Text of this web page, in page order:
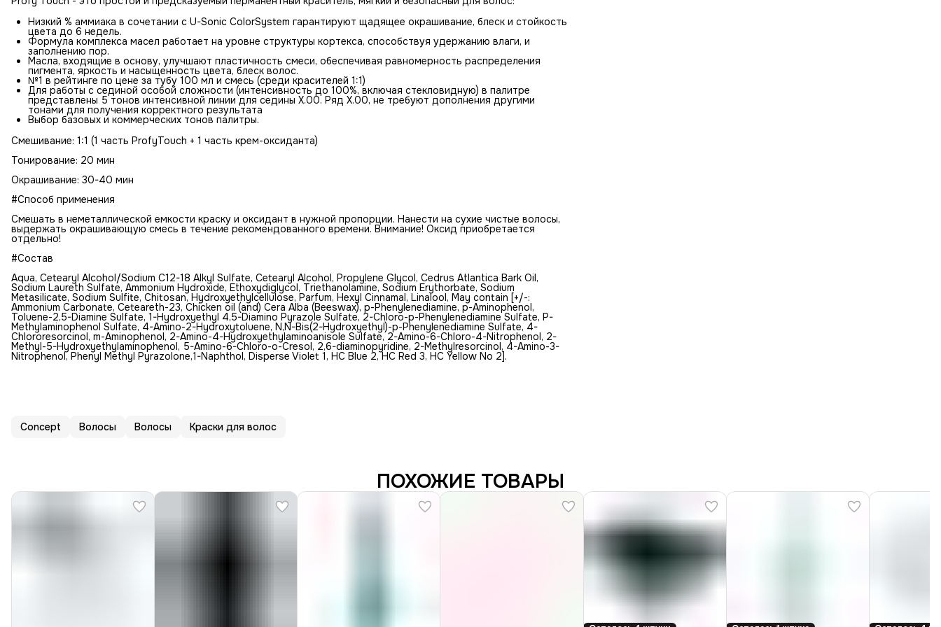
#Состав
Aqua, Cetearyl Alcohol/Sodium C12-18 Alkyl Sulfate, Cetearyl
Alcohol, Propylene Glycol, Cedrus Atlantica Bark Oil, Sodium
Laureth Sulfate, Ammonium Hydroxide, Ethoxydiglycol,
Triethanolamine, Sodium Erythorbate, Sodium Metasilicate,
Cinnamal, Linalool, May contain [+/-: Ammonium Carbonate,
Ceteareth-23, Сhicken oil (and) Cera Alba (Beeswax), p-
Phenylenediamine, p-Аminophenol, Toluene-2,5-Diamine Sulfate, 1-
Hydroxyethyl 4,5-Diamino Pyrazole Sulfate, 2-Chloro-p-
Phenylenediamine Sulfate, P-Methylaminophenol Sulfate, 4-
Низкий % аммиака в сочетании с U-Sonic ColorSystem гарантируют щадящее окрашивание, блеск и стойкость
цвета до 6 недель.
Формула комплекса масел работает на уровне структуры кортекса, способствуя удержанию влаги, и
заполнению пор.
Масла, входящие в основу, улучшают пластичность смеси, обеспечивая равномерность распределения
пигмента, яркость и насыщенность цвета, блеск волос.
№1 в рейтинге по цене за тубу 100 мл и смесь (среди красителей 1:1)
Для работы с сединой особой сложности (интенсивность до 100%, включая стекловидную) в палитре
представлены 5 тонов интенсивной линии для седины Х.00. Ряд Х.00, не требуют дополнения другими
тонами для получения корректного результата
Выбор базовых и коммерческих тонов палитры.
Смешивание: 1:1 (1 часть ProfyTouch + 1 часть крем-оксиданта)
Тонирование: 20 мин
Окрашивание: 30-40 мин
#Способ применения
Смешать в неметаллической емкости краску и оксидант в нужной пропорции. Нанести на сухие чистые волосы,
выдержать окрашивающую смесь в течение рекомендованного времени. Внимание! Оксид приобретается
отдельно!
#Состав
Aqua, Cetearyl Alcohol/Sodium C12-18 Alkyl Sulfate, Cetearyl Alcohol, Propylene Glycol, Cedrus Atlantica Bark Oil,
Sodium Laureth Sulfate, Ammonium Hydroxide, Ethoxydiglycol, Triethanolamine, Sodium Erythorbate, Sodium
Metasilicate, Sodium Sulfite, Chitosan, Hydroxyethylсellulose, Parfum, Hexyl Cinnamal, Linalool, May contain [+/-:
Ammonium Carbonate, Ceteareth-23, Сhicken oil (and) Cera Alba (Beeswax), p-Phenylenediamine, p-Аminophenol,
Toluene-2,5-Diamine Sulfate, 1-Hydroxyethyl 4,5-Diamino Pyrazole Sulfate, 2-Chloro-p-Phenylenediamine Sulfate, P-
Methylaminophenol Sulfate, 4-Amino-2-Hydroxytoluene, N,N-Bis(2-Hydroxyethyl)-p-Phenylenediamine Sulfate, 4-
Chlororesorcinol, m-Aminophenol, 2-Amino-4-Hydroxyethylaminoanisole Sulfate, 2-Amino-6-Chloro-4-Nitrophenol, 2-
Methyl-5-Hydroxyethylaminophenol, 5-Amino-6-Chloro-o-Cresol, 2,6-diaminopyridine, 2-Methylresorcinol, 4-Amino-3-
Nitrophenol, Phenyl Methyl Pyrazolone,1-Naphthol, Disperse Violet 1, HC Blue 2, HC Red 3, HC Yellow No 2].
Concept Волосы Волосы Краски для волос
ПОХОЖИЕ ТОВАРЫ